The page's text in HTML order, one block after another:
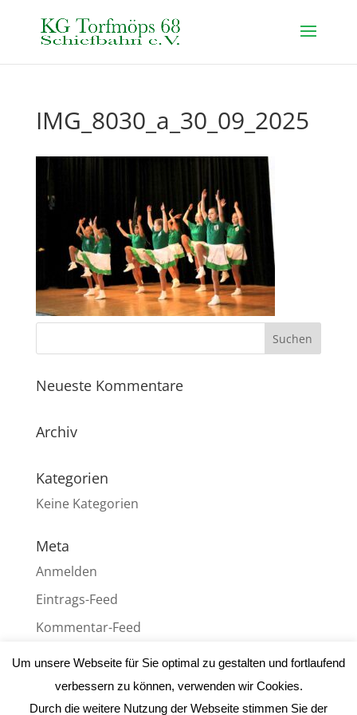
IMG_8030_a_30_09_2025
Neueste Kommentare
Archiv
Kategorien
Keine Kategorien
Meta
Anmelden
Eintrags-Feed
Kommentar-Feed
WordPress.org
Um unsere Webseite für Sie optimal zu gestalten und fortlaufend
verbessern zu können, verwenden wir Cookies.
Durch die weitere Nutzung der Webseite stimmen Sie der